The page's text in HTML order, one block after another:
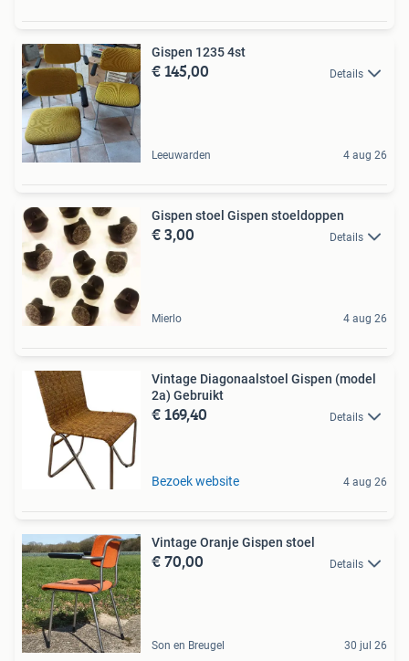
Gispen 1235 4st
€ 145,00 Details
Leeuwarden 4 aug 26
Gispen stoel Gispen stoeldoppen
€ 3,00 Details
Mierlo 4 aug 26
Vintage Diagonaalstoel Gispen (model
2a) Gebruikt
€ 169,40 Details
Bezoek website 4 aug 26
Vintage Oranje Gispen stoel
€ 70,00 Details
Son en Breugel 30 jul 26